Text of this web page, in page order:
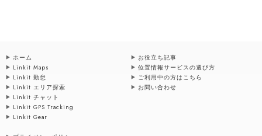
ホーム
Linkit Maps
Linkit 勤怠
Linkit エリア探索
Linkit チャット
Linkit GPS Tracking
Linkit Gear
お役立ち記事
位置情報サービスの選び方
ご利用中の方はこちら
お問い合わせ